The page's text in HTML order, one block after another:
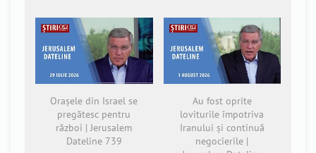
Orașele din Israel se
pregătesc pentru
război | Jerusalem
Dateline 739
Au fost oprite
loviturile împotriva
Iranului și continuă
negocierile |